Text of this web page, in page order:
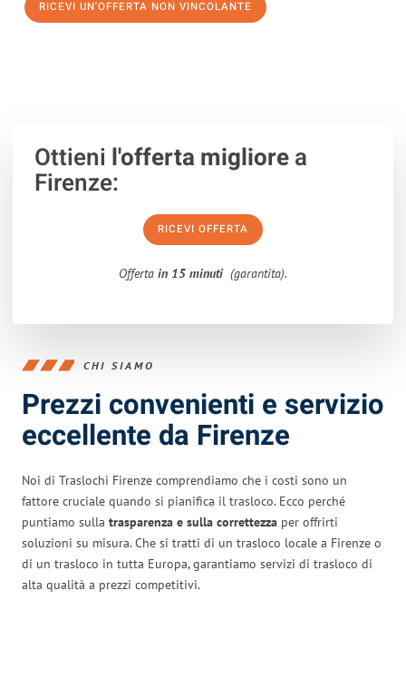
RICEVI UN'OFFERTA NON VINCOLANTE
Ottieni l'offerta migliorea
Firenze:
RICEVI OFFERTA
Offerta in 15 minuti (garantita).
CHI SIAMO
Prezzi convenienti e servizio
eccellente da Firenze
Noi di Traslochi Firenze comprendiamo che i costi sono un
fattore cruciale quando si pianifica il trasloco. Ecco perché
puntiamo sulla trasparenza e sulla correttezza per offrirti
soluzioni su misura. Che si tratti di un trasloco locale a Firenze o
di un trasloco in tutta Europa, garantiamo servizi di trasloco di
alta qualità a prezzi competitivi.